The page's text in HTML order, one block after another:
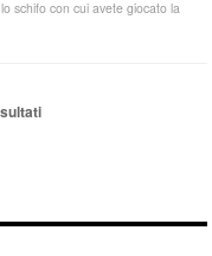
schifo con cui avete giocato la